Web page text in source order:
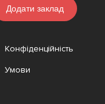
Додати заклад
Конфіденційність
Умови